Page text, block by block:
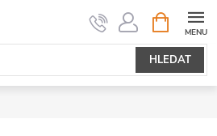
HLEDAT
NÁKUPNÍ
KOŠÍK